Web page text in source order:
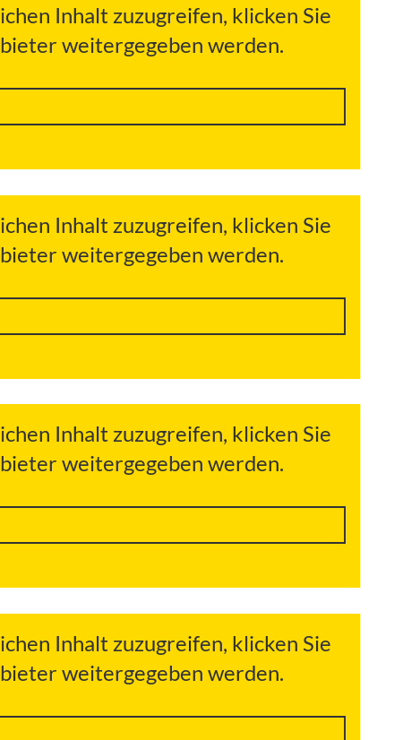
Inhalt zuzugreifen, klicken Sie
weitergegeben werden.
Inhalt zuzugreifen, klicken Sie
weitergegeben werden.
Inhalt zuzugreifen, klicken Sie
weitergegeben werden.
Inhalt zuzugreifen, klicken Sie
weitergegeben werden.